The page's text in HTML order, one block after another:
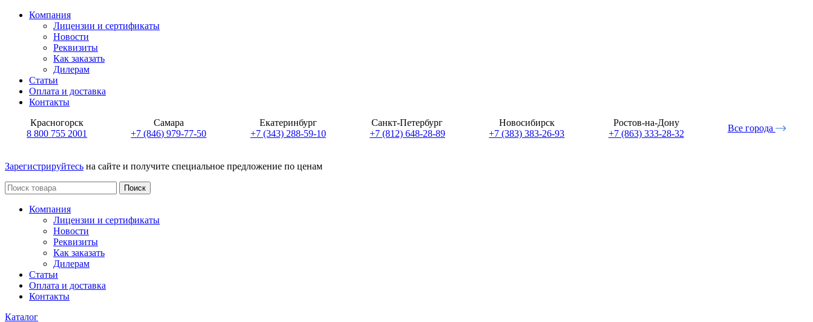
Компания
Лицензии и сертификаты
Новости
Реквизиты
Как заказать
Дилерам
Статьи
Оплата и доставка
Контакты
Красногорск
8 800 755 2001
Самара
+7 (846) 979-77-50
Екатеринбург
+7 (343) 288-59-10
Санкт-Петербург
+7 (812) 648-28-89
Новосибирск
+7 (383) 383-26-93
Ростов-на-Дону
+7 (863) 333-28-32
Все города
Зарегистрируйтесь на сайте и получите специальное предложение по ценам
Поиск
Компания
Лицензии и сертификаты
Новости
Реквизиты
Как заказать
Дилерам
Статьи
Оплата и доставка
Контакты
Каталог